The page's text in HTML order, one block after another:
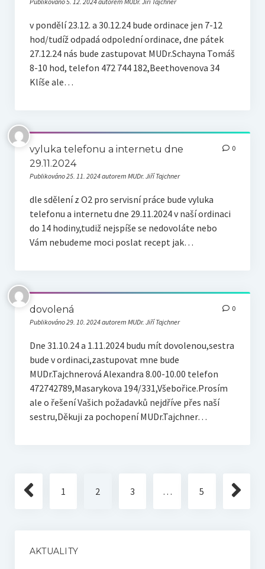
v pondělí 23.12. a 30.12.24 bude ordinace jen 7-12
hod/tudíž odpadá odpolední ordinace, dne pátek
27.12.24 nás bude zastupovat MUDr.Schayna Tomáš
8-10 hod, telefon 472 744 182,Beethovenova 34
Klíše ale…
vyluka telefonu a internetu dne
29.11.2024
Publikováno 25. 11. 2024 autorem MUDr. Jiří Tajchner
0
dle sdělení z O2 pro servisní práce bude vyluka
telefonu a internetu dne 29.11.2024 v naší ordinaci
do 14 hodiny,tudiž nejspíše se nedovoláte nebo
Vám nebudeme moci poslat recept jak…
dovolená
Publikováno 29. 10. 2024 autorem MUDr. Jiří Tajchner
0
Dne 31.10.24 a 1.11.2024 budu mít dovolenou,sestra
bude v ordinaci,zastupovat mne bude
MUDr.Tajchnerová Alexandra 8.00-10.00 telefon
472742789,Masarykova 194/331,Všebořice.Prosím
ale o řešení Vašich požadavků nejdříve přes naší
sestru,Děkuji za pochopení MUDr.Tajchner…
Navigace
pro
1 2 3 … 5
AKTUALITY